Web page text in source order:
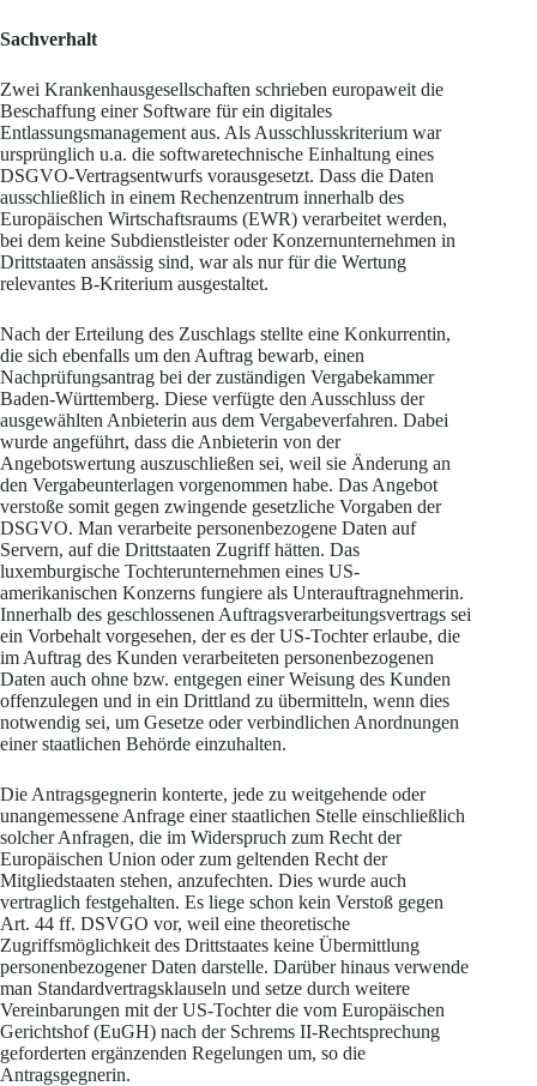
Sachverhalt
Zwei Krankenhausgesellschaften schrieben europaweit die
Beschaffung einer Software für ein digitales
Entlassungsmanagement aus. Als Ausschlusskriterium war
ursprünglich u.a. die softwaretechnische Einhaltung eines
DSGVO-Vertragsentwurfs vorausgesetzt. Dass die Daten
ausschließlich in einem Rechenzentrum innerhalb des
Europäischen Wirtschaftsraums (EWR) verarbeitet werden,
bei dem keine Subdienstleister oder Konzernunternehmen in
Drittstaaten ansässig sind, war als nur für die Wertung
relevantes B-Kriterium ausgestaltet.
Nach der Erteilung des Zuschlags stellte eine Konkurrentin,
die sich ebenfalls um den Auftrag bewarb, einen
Nachprüfungsantrag bei der zuständigen Vergabekammer
Baden-Württemberg. Diese verfügte den Ausschluss der
ausgewählten Anbieterin aus dem Vergabeverfahren. Dabei
wurde angeführt, dass die Anbieterin von der
Angebotswertung auszuschließen sei, weil sie Änderung an
den Vergabeunterlagen vorgenommen habe. Das Angebot
verstoße somit gegen zwingende gesetzliche Vorgaben der
DSGVO. Man verarbeite personenbezogene Daten auf
Servern, auf die Drittstaaten Zugriff hätten. Das
luxemburgische Tochterunternehmen eines US-
amerikanischen Konzerns fungiere als Unterauftragnehmerin.
Innerhalb des geschlossenen Auftragsverarbeitungsvertrags sei
ein Vorbehalt vorgesehen, der es der US-Tochter erlaube, die
im Auftrag des Kunden verarbeiteten personenbezogenen
Daten auch ohne bzw. entgegen einer Weisung des Kunden
offenzulegen und in ein Drittland zu übermitteln, wenn dies
notwendig sei, um Gesetze oder verbindlichen Anordnungen
einer staatlichen Behörde einzuhalten.
Die Antragsgegnerin konterte, jede zu weitgehende oder
unangemessene Anfrage einer staatlichen Stelle einschließlich
solcher Anfragen, die im Widerspruch zum Recht der
Europäischen Union oder zum geltenden Recht der
Mitgliedstaaten stehen, anzufechten. Dies wurde auch
vertraglich festgehalten. Es liege schon kein Verstoß gegen
Art. 44 ff. DSVGO vor, weil eine theoretische
Zugriffsmöglichkeit des Drittstaates keine Übermittlung
personenbezogener Daten darstelle. Darüber hinaus verwende
man Standardvertragsklauseln und setze durch weitere
Vereinbarungen mit der US-Tochter die vom Europäischen
Gerichtshof (EuGH) nach der Schrems II-Rechtsprechung
geforderten ergänzenden Regelungen um, so die
Antragsgegnerin.